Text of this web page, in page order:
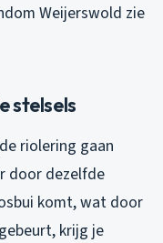
Weijerswold zie
stelsels
riolering gaan
door dezelfde
komt, wat door
krijg je